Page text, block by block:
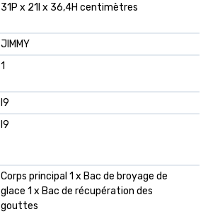
31P x 21l x 36,4H centimètres
JIMMY
1
I9
I9
Corps principal 1 x Bac de broyage de
glace 1 x Bac de récupération des
gouttes